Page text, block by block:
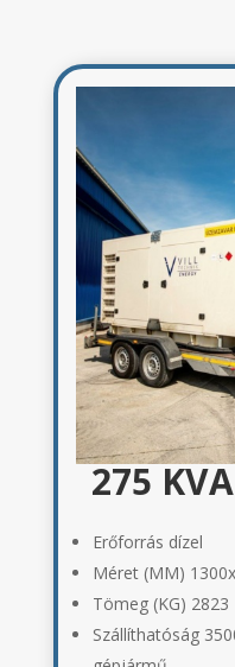
275
Erőforrás dízel
Méret (MM)
Tömeg (KG) 2823
Szállíthatóság